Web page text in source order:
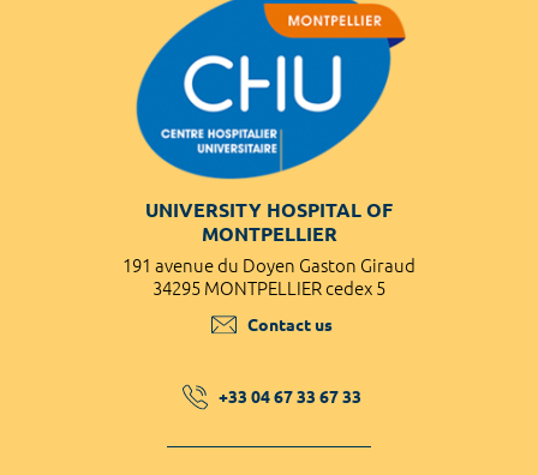
UNIVERSITY HOSPITAL OF
MONTPELLIER
191 avenue du Doyen Gaston Giraud
34295 MONTPELLIER cedex 5
Contact us
+33 04 67 33 67 33